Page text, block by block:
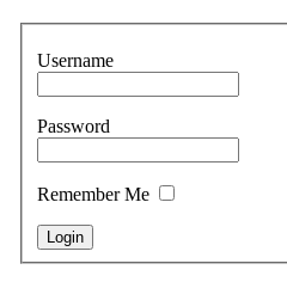
Username
Password
Remember Me